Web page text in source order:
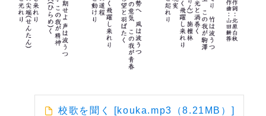
校歌を聞く [kouka.mp3（8.21MB）]